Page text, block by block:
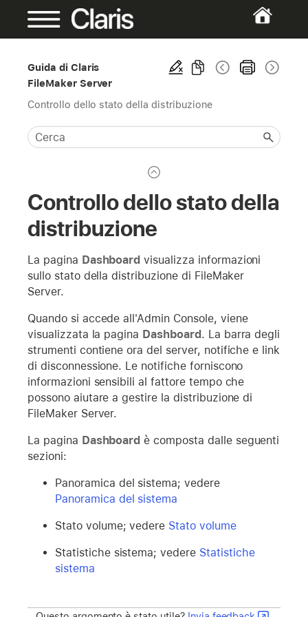
Guida di Claris
FileMaker Server
Controllo dello stato della distribuzione
Controllo dello stato della
distribuzione
La pagina Dashboard visualizza informazioni
sullo stato della distribuzione di FileMaker
Server.
Quando si accede all'Admin Console, viene
visualizzata la pagina Dashboard. La barra degli
strumenti contiene ora del server, notifiche e link
di disconnessione. Le notifiche forniscono
informazioni sensibili al fattore tempo che
possono aiutare a gestire la distribuzione di
FileMaker Server.
La pagina Dashboard è composta dalle seguenti
sezioni:
Panoramica del sistema; vedere
Panoramica del sistema
Stato volume; vedere Stato volume
Statistiche sistema; vedere Statistiche
sistema